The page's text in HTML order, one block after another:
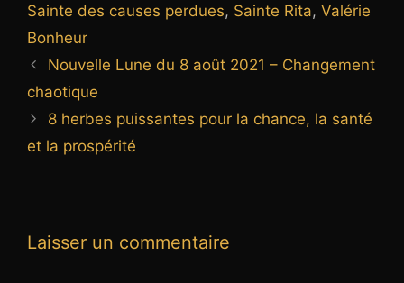
Sainte des causes perdues, Sainte Rita, Valérie
Bonheur
Nouvelle Lune du 8 août 2021 – Changement
chaotique
8 herbes puissantes pour la chance, la santé
et la prospérité
Laisser un commentaire